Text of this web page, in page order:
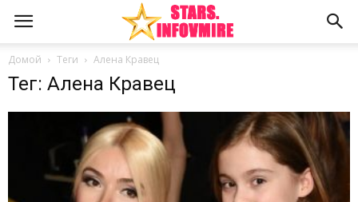
Домой Теги Алена Кравец
Тег: Алена Кравец